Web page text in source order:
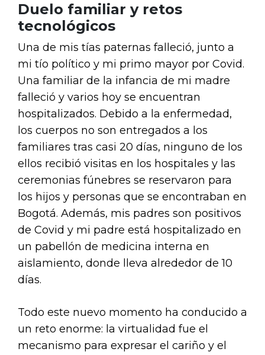
Duelo familiar y retos
tecnológicos
Una de mis tías paternas falleció, junto a
mi tío político y mi primo mayor por Covid.
Una familiar de la infancia de mi madre
falleció y varios hoy se encuentran
hospitalizados. Debido a la enfermedad,
los cuerpos no son entregados a los
familiares tras casi 20 días, ninguno de los
ellos recibió visitas en los hospitales y las
ceremonias fúnebres se reservaron para
los hijos y personas que se encontraban en
Bogotá. Además, mis padres son positivos
de Covid y mi padre está hospitalizado en
un pabellón de medicina interna en
aislamiento, donde lleva alrededor de 10
días.
Todo este nuevo momento ha conducido a
un reto enorme: la virtualidad fue el
mecanismo para expresar el cariño y el